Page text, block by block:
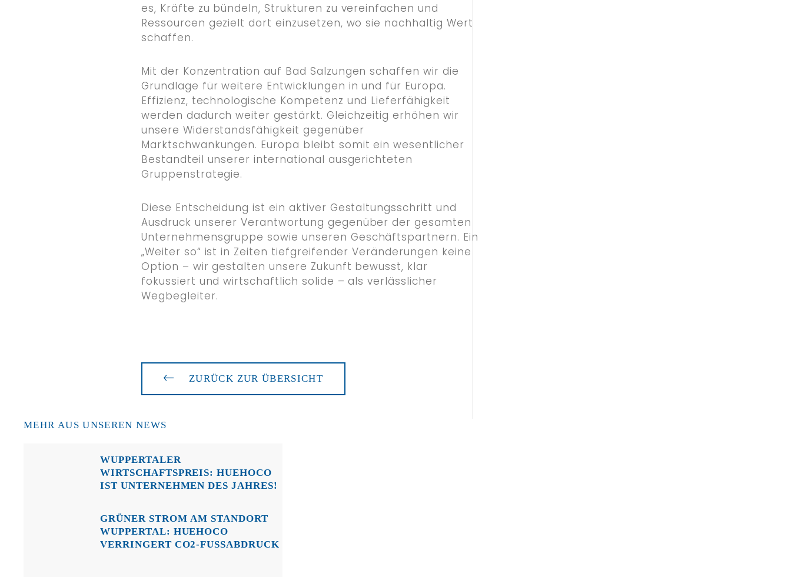
es, Kräfte zu bündeln, Strukturen zu vereinfachen und
Ressourcen gezielt dort einzusetzen, wo sie nachhaltig Wert
schaffen.
Mit der Konzentration auf Bad Salzungen schaffen wir die
Grundlage für weitere Entwicklungen in und für Europa.
Effizienz, technologische Kompetenz und Lieferfähigkeit
werden dadurch weiter gestärkt. Gleichzeitig erhöhen wir
unsere Widerstandsfähigkeit gegenüber
Marktschwankungen. Europa bleibt somit ein wesentlicher
Bestandteil unserer international ausgerichteten
Gruppenstrategie.
Diese Entscheidung ist ein aktiver Gestaltungsschritt und
Ausdruck unserer Verantwortung gegenüber der gesamten
Unternehmensgruppe sowie unseren Geschäftspartnern. Ein
„Weiter so“ ist in Zeiten tiefgreifender Veränderungen keine
Option – wir gestalten unsere Zukunft bewusst, klar
fokussiert und wirtschaftlich solide – als verlässlicher
Wegbegleiter.
ZURÜCK ZUR ÜBERSICHT
MEHR AUS UNSEREN NEWS
WUPPERTALER
WIRTSCHAFTSPREIS: HUEHOCO
IST UNTERNEHMEN DES JAHRES!
GRÜNER STROM AM STANDORT
WUPPERTAL: HUEHOCO
VERRINGERT CO2-FUSSABDRUCK